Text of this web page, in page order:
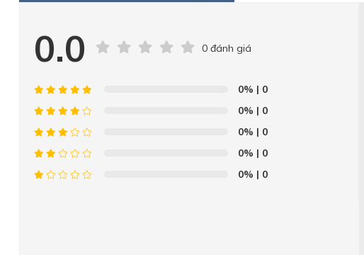
0.0 0 đánh giá
0% | 0
0% | 0
0% | 0
0% | 0
0% | 0